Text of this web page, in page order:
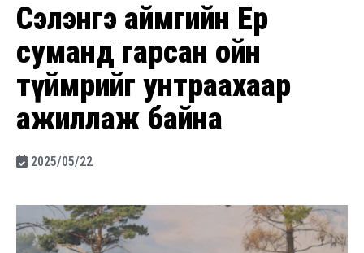
Сэлэнгэ аймгийн Ерөө
суманд гарсан ойн
түймрийг унтраахаар
ажиллаж байна
2025/05/22